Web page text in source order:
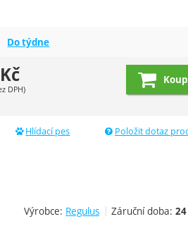
Do týdne
Kč
DPH)
Hlídací pes Položit dotaz
Výrobce: Regulus Záruční doba: